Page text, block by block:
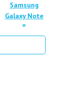
Samsung
Galaxy Note
8